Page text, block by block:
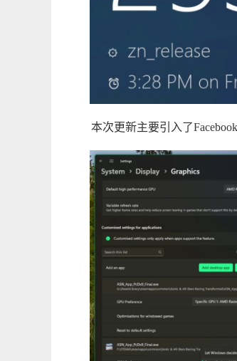
本次更新主要引入了